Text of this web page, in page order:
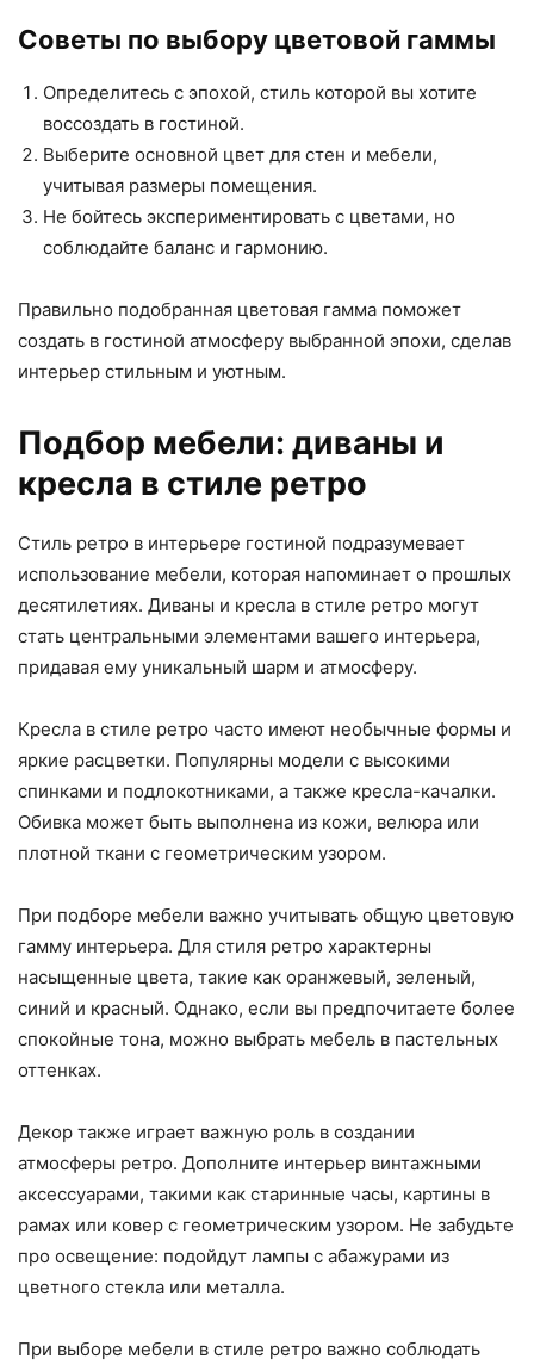
Советы по выбору цветовой гаммы
Определитесь с эпохой, стиль которой вы хотите
воссоздать в гостиной.
Выберите основной цвет для стен и мебели,
учитывая размеры помещения.
Не бойтесь экспериментировать с цветами, но
соблюдайте баланс и гармонию.
Правильно подобранная цветовая гамма поможет
создать в гостиной атмосферу выбранной эпохи, сделав
интерьер стильным и уютным.
Подбор мебели: диваны и
кресла в стиле ретро
Стиль ретро в интерьере гостиной подразумевает
использование мебели, которая напоминает о прошлых
десятилетиях. Диваны и кресла в стиле ретро могут
стать центральными элементами вашего интерьера,
придавая ему уникальный шарм и атмосферу.
Кресла в стиле ретро часто имеют необычные формы и
яркие расцветки. Популярны модели с высокими
спинками и подлокотниками, а также кресла-качалки.
Обивка может быть выполнена из кожи, велюра или
плотной ткани с геометрическим узором.
При подборе мебели важно учитывать общую цветовую
гамму интерьера. Для стиля ретро характерны
насыщенные цвета, такие как оранжевый, зеленый,
синий и красный. Однако, если вы предпочитаете более
спокойные тона, можно выбрать мебель в пастельных
оттенках.
Декор также играет важную роль в создании
атмосферы ретро. Дополните интерьер винтажными
аксессуарами, такими как старинные часы, картины в
рамах или ковер с геометрическим узором. Не забудьте
про освещение: подойдут лампы с абажурами из
цветного стекла или металла.
При выборе мебели в стиле ретро важно соблюдать